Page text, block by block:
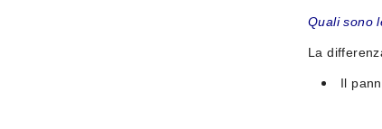
Quali sono
La
Il